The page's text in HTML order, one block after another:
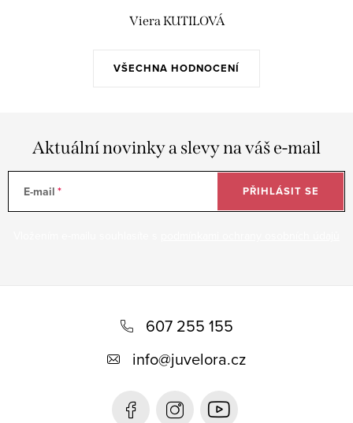
VŠECHNA HODNOCENÍ
Viera KUTILOVÁ
Aktuální novinky a slevy na váš e-mail
E-mail PŘIHLÁSIT SE
607 255 155
info@juvelora.cz